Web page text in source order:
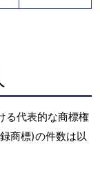
る代表的な商標権
商標)の件数は以